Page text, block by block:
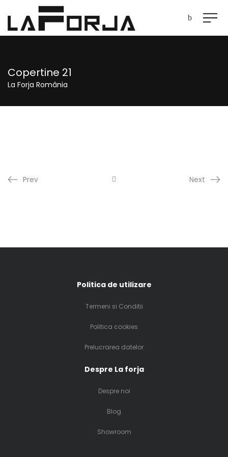
Copertine 21
La Forja România
Prev Next
Politica de utilizare
Termeni si Conditii
Politica cookies
Prelucrarea datelor
Despre La forja
Despre noi
Blog
Showroom